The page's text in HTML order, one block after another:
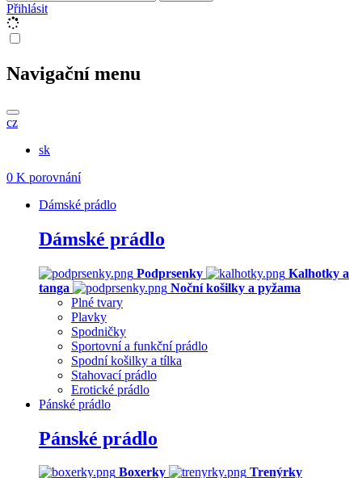
Přihlásit
Navigační menu
cz
sk
0 K porovnání
Dámské prádlo
Dámské prádlo
Podprsenky
Kalhotky a
tanga
Noční košilky a pyžama
Plné tvary
Plavky
Spodničky
Sportovní a funkční prádlo
Spodní košilky a tílka
Stahovací prádlo
Erotické prádlo
Pánské prádlo
Pánské prádlo
Boxerky
Trenýrky